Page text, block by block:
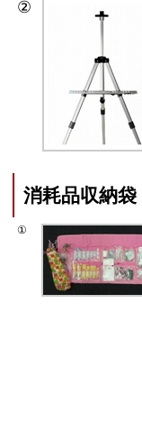
②
消耗品収納袋
①